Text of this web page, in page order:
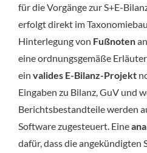
für die Vorgänge zur S+E-
erfolgt direkt im
Hinterlegung von Fußnoten
eine ordnungsgemäße
ein valides E-Bilanz-Projekt
Eingaben zu Bilanz, GuV und
Berichtsbestandteile werden
Software zugesteuert. Eine
dafür, dass die angekündigten